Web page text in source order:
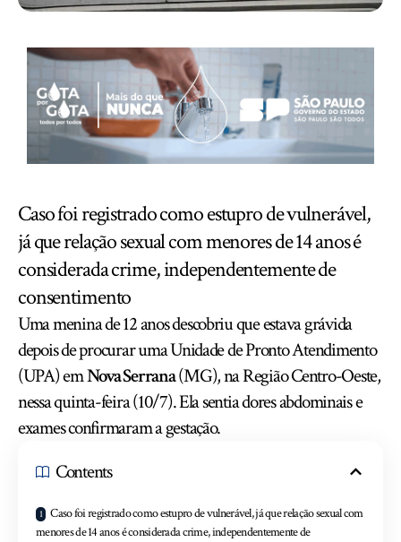
Caso foi registrado como estupro de vulnerável,
já que relação sexual com menores de 14 anos é
considerada crime, independentemente de
consentimento
Uma menina de 12 anos descobriu que estava grávida
depois de procurar uma Unidade de Pronto Atendimento
(UPA) emNova Serrana(MG), na Região Centro-Oeste,
nessa quinta-feira (10/7). Ela sentia dores abdominais e
exames confirmaram a gestação.
Contents
Caso foi registrado como estupro de vulnerável, já que relação sexual com
menores de 14 anos é considerada crime, independentemente de